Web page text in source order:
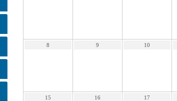
8 9 10
15 16 17